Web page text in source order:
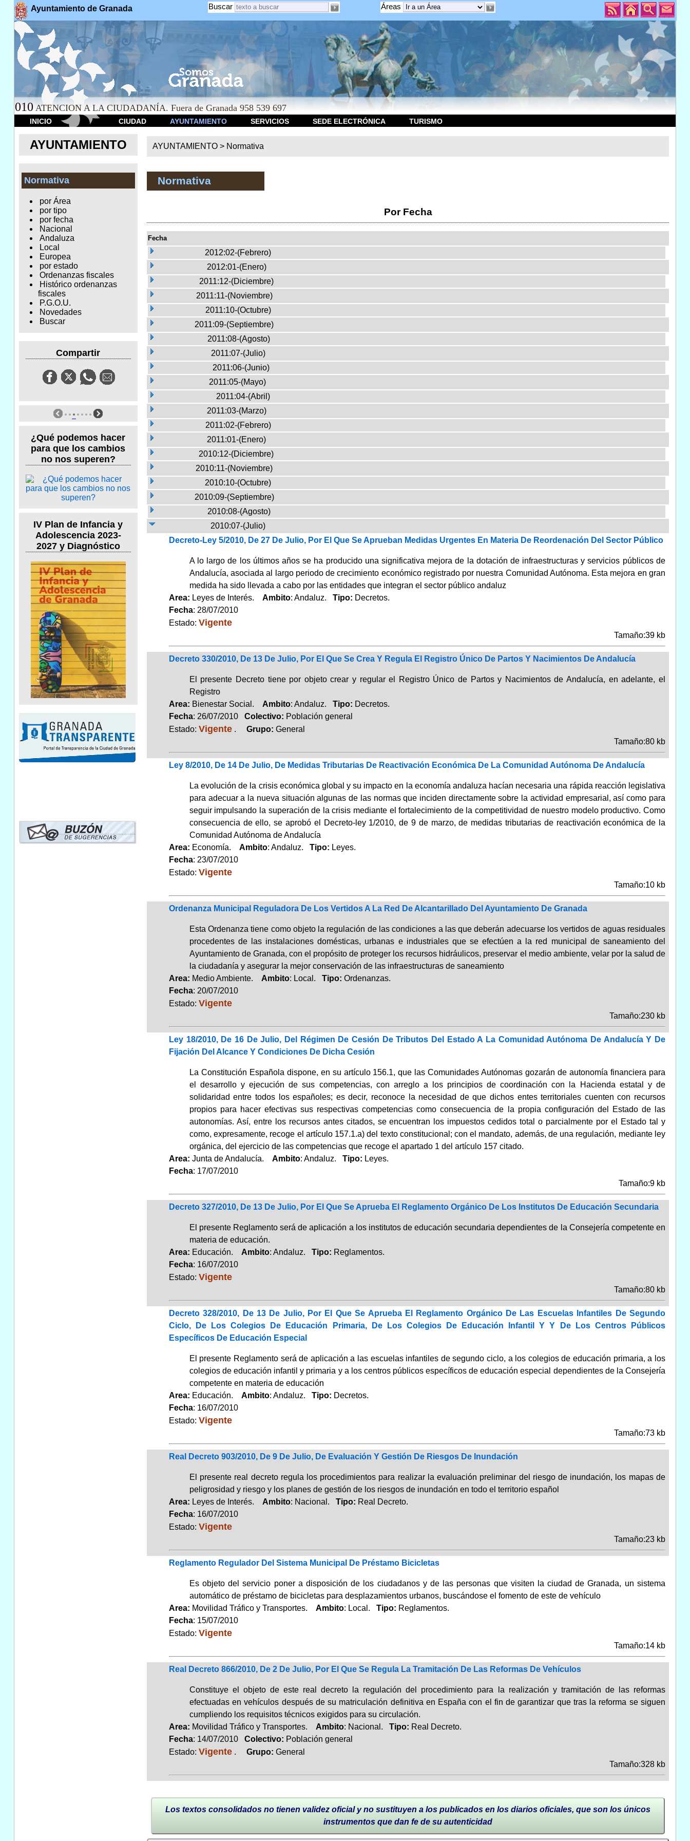
Ayuntamiento de Granada Áreas
Buscar
010 ATENCION A LA CIUDADANÍA. Fuera de Granada 958 539 697
INICIO CIUDAD AYUNTAMIENTO SERVICIOS SEDE ELECTRÓNICA TURISMO
AYUNTAMIENTO
Normativa
por Área
por tipo
por fecha
Nacional
Andaluza
Local
Europea
por estado
Ordenanzas fiscales
Histórico ordenanzas
fiscales
P.G.O.U.
Novedades
Buscar
Compartir
¿Qué podemos hacer
para que los cambios
no nos superen?
IV Plan de Infancia y
Adolescencia 2023-
2027 y Diagnóstico
AYUNTAMIENTO > Normativa
Normativa
Por Fecha
Fecha
2012:02-(Febrero)
2012:01-(Enero)
2011:12-(Diciembre)
2011:11-(Noviembre)
2011:10-(Octubre)
2011:09-(Septiembre)
2011:08-(Agosto)
2011:07-(Julio)
2011:06-(Junio)
2011:05-(Mayo)
2011:04-(Abril)
2011:03-(Marzo)
2011:02-(Febrero)
2011:01-(Enero)
2010:12-(Diciembre)
2010:11-(Noviembre)
2010:10-(Octubre)
2010:09-(Septiembre)
2010:08-(Agosto)
2010:07-(Julio)
Decreto-Ley 5/2010, De 27 De Julio, Por El Que Se Aprueban Medidas Urgentes En Materia De Reordenación Del Sector Público
A lo largo de los últimos años se ha producido una significativa mejora de la dotación de infraestructuras y servicios públicos de
Andalucía, asociada al largo periodo de crecimiento económico registrado por nuestra Comunidad Autónoma. Esta mejora en gran
medida ha sido llevada a cabo por las entidades que integran el sector público andaluz
Area: Leyes de Interés. Ambito: Andaluz. Tipo: Decretos.
Fecha: 28/07/2010
Estado: Vigente
Tamaño:39 kb
Decreto 330/2010, De 13 De Julio, Por El Que Se Crea Y Regula El Registro Único De Partos Y Nacimientos De Andalucía
El presente Decreto tiene por objeto crear y regular el Registro Único de Partos y Nacimientos de Andalucía, en adelante, el
Registro
Area: Bienestar Social. Ambito: Andaluz. Tipo: Decretos.
Fecha: 26/07/2010Colectivo: Población general
Estado: Vigente. Grupo: General
Tamaño:80 kb
Ley 8/2010, De 14 De Julio, De Medidas Tributarias De Reactivación Económica De La Comunidad Autónoma De Andalucía
La evolución de la crisis económica global y su impacto en la economía andaluza hacían necesaria una rápida reacción legislativa
para adecuar a la nueva situación algunas de las normas que inciden directamente sobre la actividad empresarial, así como para
seguir impulsando la superación de la crisis mediante el fortalecimiento de la competitividad de nuestro modelo productivo. Como
consecuencia de ello, se aprobó el Decreto-ley 1/2010, de 9 de marzo, de medidas tributarias de reactivación económica de la
Comunidad Autónoma de Andalucía
Area: Economía. Ambito: Andaluz. Tipo: Leyes.
Fecha: 23/07/2010
Estado: Vigente
Tamaño:10 kb
Ordenanza Municipal Reguladora De Los Vertidos A La Red De Alcantarillado Del Ayuntamiento De Granada
Esta Ordenanza tiene como objeto la regulación de las condiciones a las que deberán adecuarse los vertidos de aguas residuales
procedentes de las instalaciones domésticas, urbanas e industriales que se efectúen a la red municipal de saneamiento del
Ayuntamiento de Granada, con el propósito de proteger los recursos hidráulicos, preservar el medio ambiente, velar por la salud de
la ciudadanía y asegurar la mejor conservación de las infraestructuras de saneamiento
Area: Medio Ambiente. Ambito: Local. Tipo: Ordenanzas.
Fecha: 20/07/2010
Estado: Vigente
Tamaño:230 kb
Ley 18/2010, De 16 De Julio, Del Régimen De Cesión De Tributos Del Estado A La Comunidad Autónoma De Andalucía Y De
Fijación Del Alcance Y Condiciones De Dicha Cesión
La Constitución Española dispone, en su artículo 156.1, que las Comunidades Autónomas gozarán de autonomía financiera para
el desarrollo y ejecución de sus competencias, con arreglo a los principios de coordinación con la Hacienda estatal y de
solidaridad entre todos los españoles; es decir, reconoce la necesidad de que dichos entes territoriales cuenten con recursos
propios para hacer efectivas sus respectivas competencias como consecuencia de la propia configuración del Estado de las
autonomías. Así, entre los recursos antes citados, se encuentran los impuestos cedidos total o parcialmente por el Estado tal y
como, expresamente, recoge el artículo 157.1.a) del texto constitucional; con el mandato, además, de una regulación, mediante ley
orgánica, del ejercicio de las competencias que recoge el apartado 1 del artículo 157 citado.
Area: Junta de Andalucía. Ambito: Andaluz. Tipo: Leyes.
Fecha: 17/07/2010
Tamaño:9 kb
Decreto 327/2010, De 13 De Julio, Por El Que Se Aprueba El Reglamento Orgánico De Los Institutos De Educación Secundaria
El presente Reglamento será de aplicación a los institutos de educación secundaria dependientes de la Consejería competente en
materia de educación.
Area: Educación. Ambito: Andaluz. Tipo: Reglamentos.
Fecha: 16/07/2010
Estado: Vigente
Tamaño:80 kb
Decreto 328/2010, De 13 De Julio, Por El Que Se Aprueba El Reglamento Orgánico De Las Escuelas Infantiles De Segundo
Ciclo, De Los Colegios De Educación Primaria, De Los Colegios De Educación Infantil Y Y De Los Centros Públicos
Específicos De Educación Especial
El presente Reglamento será de aplicación a las escuelas infantiles de segundo ciclo, a los colegios de educación primaria, a los
colegios de educación infantil y primaria y a los centros públicos específicos de educación especial dependientes de la Consejería
competente en materia de educación
Area: Educación. Ambito: Andaluz. Tipo: Decretos.
Fecha: 16/07/2010
Estado: Vigente
Tamaño:73 kb
Real Decreto 903/2010, De 9 De Julio, De Evaluación Y Gestión De Riesgos De Inundación
El presente real decreto regula los procedimientos para realizar la evaluación preliminar del riesgo de inundación, los mapas de
peligrosidad y riesgo y los planes de gestión de los riesgos de inundación en todo el territorio español
Area: Leyes de Interés. Ambito: Nacional. Tipo: Real Decreto.
Fecha: 16/07/2010
Estado: Vigente
Tamaño:23 kb
Reglamento Regulador Del Sistema Municipal De Préstamo Bicicletas
Es objeto del servicio poner a disposición de los ciudadanos y de las personas que visiten la ciudad de Granada, un sistema
automático de préstamo de bicicletas para desplazamientos urbanos, buscándose el fomento de este de vehículo
Area: Movilidad Tráfico y Transportes. Ambito: Local. Tipo: Reglamentos.
Fecha: 15/07/2010
Estado: Vigente
Tamaño:14 kb
Real Decreto 866/2010, De 2 De Julio, Por El Que Se Regula La Tramitación De Las Reformas De Vehículos
Constituye el objeto de este real decreto la regulación del procedimiento para la realización y tramitación de las reformas
efectuadas en vehículos después de su matriculación definitiva en España con el fin de garantizar que tras la reforma se siguen
cumpliendo los requisitos técnicos exigidos para su circulación.
Area: Movilidad Tráfico y Transportes. Ambito: Nacional. Tipo: Real Decreto.
Fecha: 14/07/2010Colectivo: Población general
Estado: Vigente. Grupo: General
Tamaño:328 kb
Los textos consolidados no tienen validez oficial y no sustituyen a los publicados en los diarios oficiales, que son los únicos
instrumentos que dan fe de su autenticidad